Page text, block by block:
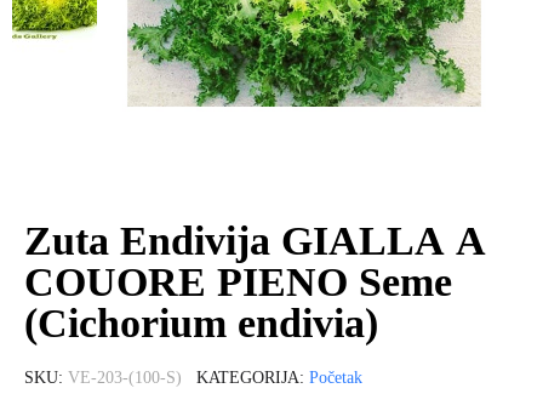
Zuta Endivija GIALLA A
COUORE PIENO Seme
(Cichorium endivia)
SKU VE-203-(100-S) KATEGORIJA Početak